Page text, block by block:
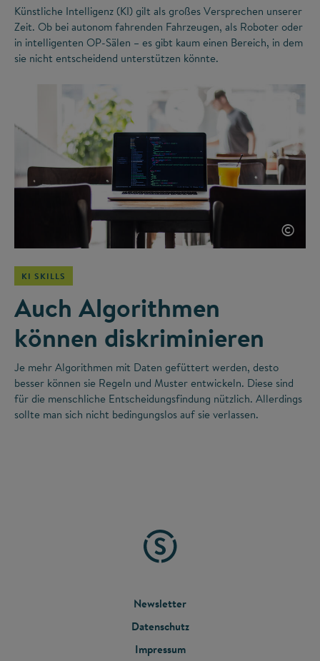
Künstliche Intelligenz (KI) gilt als großes Versprechen unserer
Zeit. Ob bei autonom fahrenden Fahrzeugen, als Roboter oder
in intelligenten OP-Sälen – es gibt kaum einen Bereich, in dem
sie nicht entscheidend unterstützen könnte.
©
KI SKILLS
Auch Algorithmen
können diskriminieren
Je mehr Algorithmen mit Daten gefüttert werden, desto
besser können sie Regeln und Muster entwickeln. Diese sind
für die menschliche Entscheidungsfindung nützlich. Allerdings
sollte man sich nicht bedingungslos auf sie verlassen.
FOOTER
MENU
Newsletter
Datenschutz
Impressum